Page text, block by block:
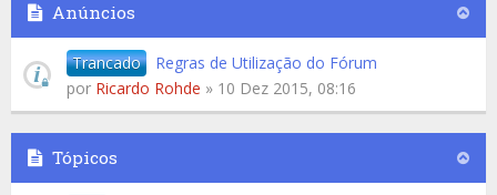
Anúncios
Trancado
Regras de Utilização do Fórum
por Ricardo Rohde » 10 Dez 2015, 08:16
Tópicos